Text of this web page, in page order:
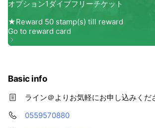
Basic info
ライン＠よりお気軽にお申し込みく
0559570880